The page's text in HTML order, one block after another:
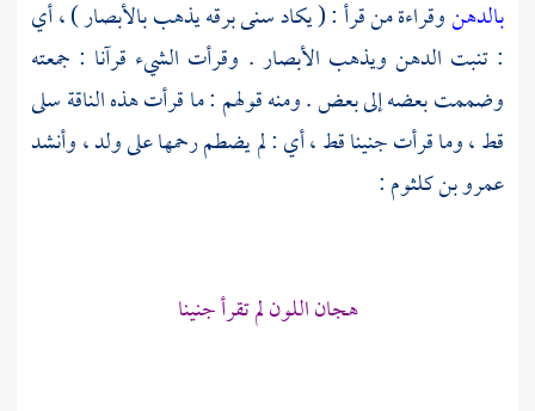
بالدهنوقراءة من قرأ : ( يكاد سنى برقه يذهب بالأبصار ) ، أي
: تنبت الدهن ويذهب الأبصار . وقرأت الشيء قرآنا : جمعته
وضممت بعضه إلى بعض . ومنه قولهم : ما قرأت هذه الناقة سلى
قط ، وما قرأت جنينا قط ، أي : لم يضطم رحمها على ولد ، وأنشد
عمرو بن كلثوم:
هجان اللون لم تقرأ جنينا